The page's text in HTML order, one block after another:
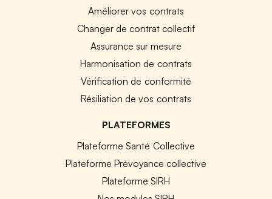
Améliorer vos contrats
Changer de contrat collectif
Assurance sur mesure
Harmonisation de contrats
Vérification de conformité
Résiliation de vos contrats
PLATEFORMES
Plateforme Santé Collective
Plateforme Prévoyance collective
Plateforme SIRH